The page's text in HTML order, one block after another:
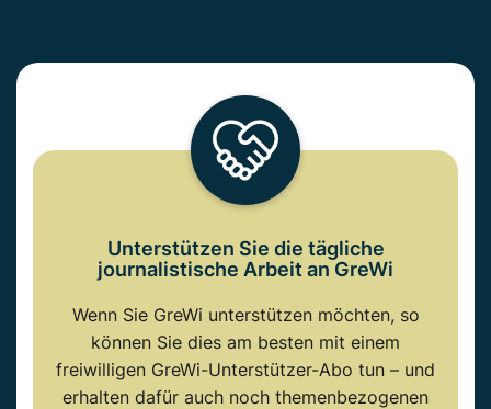
Unterstützen Sie die tägliche
journalistische Arbeit an GreWi
Wenn Sie GreWi unterstützen möchten, so
können Sie dies am besten mit einem
freiwilligen GreWi-Unterstützer-Abo tun – und
erhalten dafür auch noch themenbezogenen